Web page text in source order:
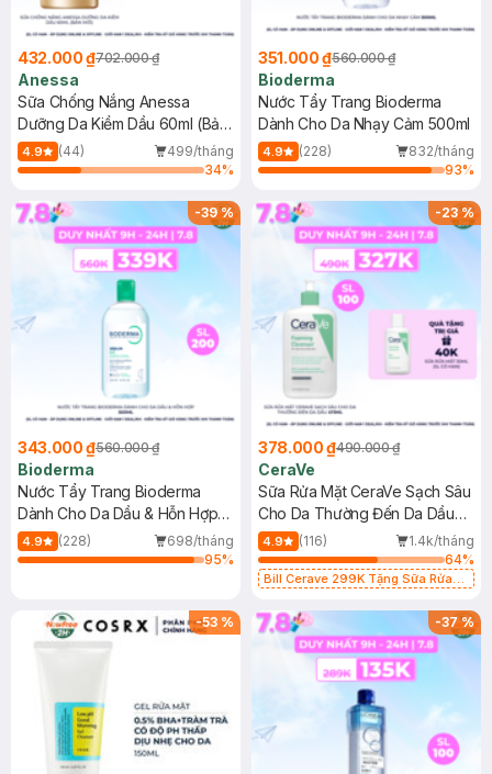
432.000 ₫702.000 ₫
Anessa
Sữa Chống Nắng Anessa
Dưỡng Da Kiềm Dầu 60ml (Bản
Mới)
4.9 (44)
499/tháng
34%
351.000 ₫560.000 ₫
Bioderma
Nước Tẩy Trang Bioderma
Dành Cho Da Nhạy Cảm 500ml
4.9 (228)
832/tháng
93%
-39%
343.000 ₫560.000 ₫
Bioderma
Nước Tẩy Trang Bioderma
Dành Cho Da Dầu & Hỗn Hợp
500ml
4.9 (228)
698/tháng
95%
-23%
378.000 ₫490.000 ₫
CeraVe
Sữa Rửa Mặt CeraVe Sạch Sâu
Cho Da Thường Đến Da Dầu
473ml
4.9 (116)
1.4k/tháng
64%
Bill Cerave 299K Tặng Sữa Rửa
-53 % -37%